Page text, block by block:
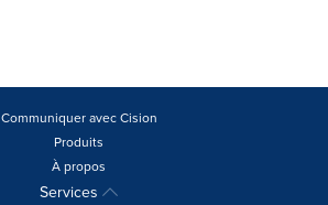
Communiquer avec Cision
Produits
À propos
Services